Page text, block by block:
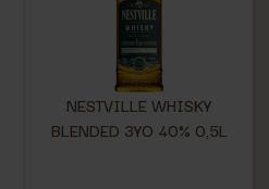
NESTVILLE WHISKY
BLENDED 3YO 40% 0,5L